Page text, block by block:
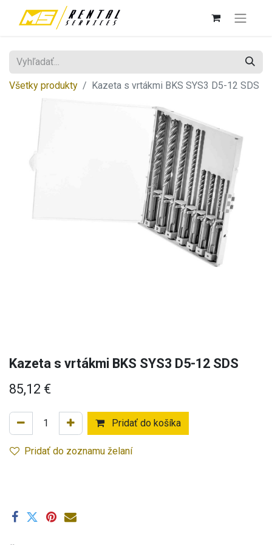
Všetky produkty Kazeta s vrtákmi BKS SYS3 D5-12 SDS
Kazeta s vrtákmi BKS SYS3 D5-12 SDS
85,12 €
Pridať do košíka
Pridať do zoznamu želaní